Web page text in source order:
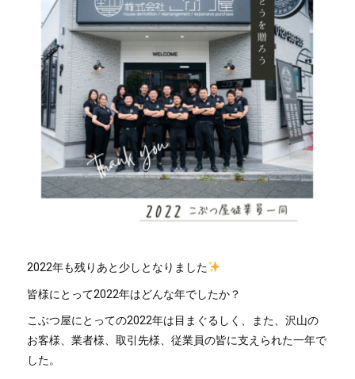
2022年も残りあと少しとなりました
皆様にとって2022年はどんな年でしたか？
こぶつ屋にとっての2022年は目まぐるしく、また、沢山の
お客様、業者様、取引先様、従業員の皆に支えられた一年で
した。